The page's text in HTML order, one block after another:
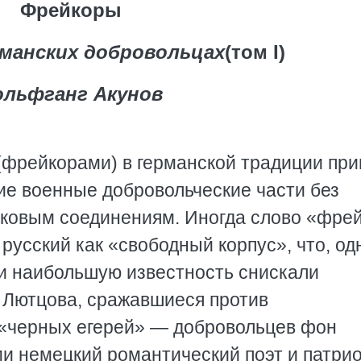
Фрейкоры
добровольцах(том I)
Акунов
в германской традиции
военные добровольческие части без
соединениям. Иногда слово
как «свободный корпус», что,
наибольшую известность снискали
сражавшиеся против
егерей» — добровольцев фон
романтический поэт и